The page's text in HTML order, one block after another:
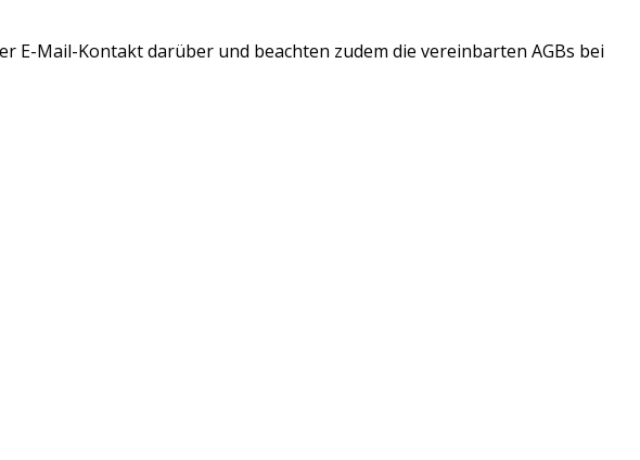
Mail-Kontakt darüber und beachten zudem die vereinbarten AGBs bei